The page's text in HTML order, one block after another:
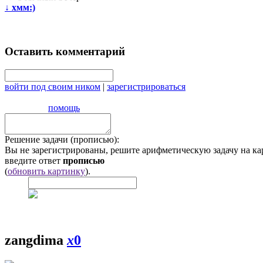
↓ хмм:)
Оставить комментарий
войти под своим ником | зарегистрироваться
помощь
Решение задачи (прописью):
Вы не зарегистрированы, решите арифметическую задачу на
введите ответ прописью
(обновить картинку).
zangdimax0